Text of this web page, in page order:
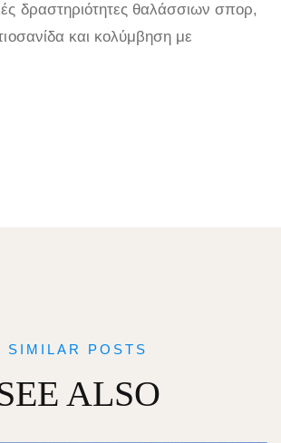
δραστηριότητες θαλάσσιων σπορ,
και κολύμβηση με
SIMILAR POSTS
ALSO